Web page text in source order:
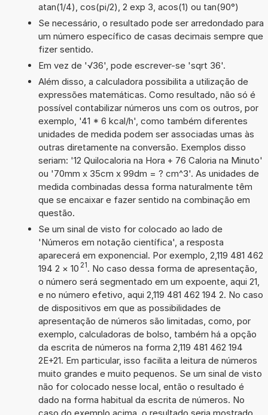
atan(1/4), cos(pi/2), 2 exp 3, acos(1) ou tan(90°)
Se necessário, o resultado pode ser arredondado para
um número específico de casas decimais sempre que
fizer sentido.
Em vez de '√36', pode escrever-se 'sqrt 36'.
Além disso, a calculadora possibilita a utilização de
expressões matemáticas. Como resultado, não só é
possível contabilizar números uns com os outros, por
exemplo, '41 * 6 kcal/h', como também diferentes
unidades de medida podem ser associadas umas às
outras diretamente na conversão. Exemplos disso
seriam: '12 Quilocaloria na Hora + 76 Caloria na Minuto'
ou '70mm x 35cm x 99dm = ? cm^3'. As unidades de
medida combinadas dessa forma naturalmente têm
que se encaixar e fazer sentido na combinação em
questão.
Se um sinal de visto for colocado ao lado de
'Números em notação científica', a resposta
aparecerá em exponencial. Por exemplo, 2,119 481 462
194 2 × 10 21. No caso dessa forma de apresentação,
o número será segmentado em um expoente, aqui 21,
e no número efetivo, aqui 2,119 481 462 194 2. No caso
de dispositivos em que as possibilidades de
apresentação de números são limitadas, como, por
exemplo, calculadoras de bolso, também há a opção
da escrita de números na forma 2,119 481 462 194
2E+21. Em particular, isso facilita a leitura de números
muito grandes e muito pequenos. Se um sinal de visto
não for colocado nesse local, então o resultado é
dado na forma habitual da escrita de números. No
caso do exemplo acima, o resultado seria mostrado